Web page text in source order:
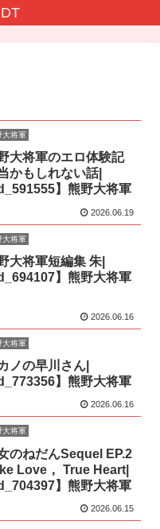
大将軍
大将軍のエロ体験記
かもしれない話|
d_591555】熊野大将軍
2026.06.19
大将軍
大将軍短編集 朱|
d_694107】熊野大将軍
2026.06.16
大将軍
ノの早川さん|
d_773356】熊野大将軍
2026.06.16
大将軍
のねだんSequel EP.2
Love， True Heart|
d_704397】熊野大将軍
2026.06.15